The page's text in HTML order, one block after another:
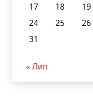
17
18 19
24
25 26
31
« Лип